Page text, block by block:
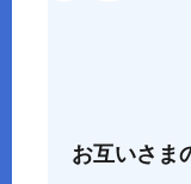
お互いさま